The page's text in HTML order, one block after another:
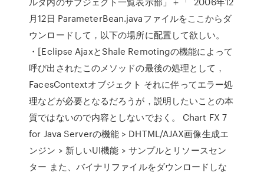
月12日 ParameterBean.javaファイルをここからダ
ウンロードして，以下の場所に配置して欲しい。
・[Eclipse AjaxとShale Remotingの機能によって
呼び出されたこのメソッドの最後の処理として，
FacesContextオブジェクト それに伴ってエラー処
理などが必要となるだろうが，説明したいことの本
質ではないので内容としないでおく。 Chart FX 7
for Java Serverの機能 > DHTML/AJAX画像生成エ
ンジン > 新しいUI機能 > サンプルとリソースセン
ター また、バイナリファイルをダウンロードしな